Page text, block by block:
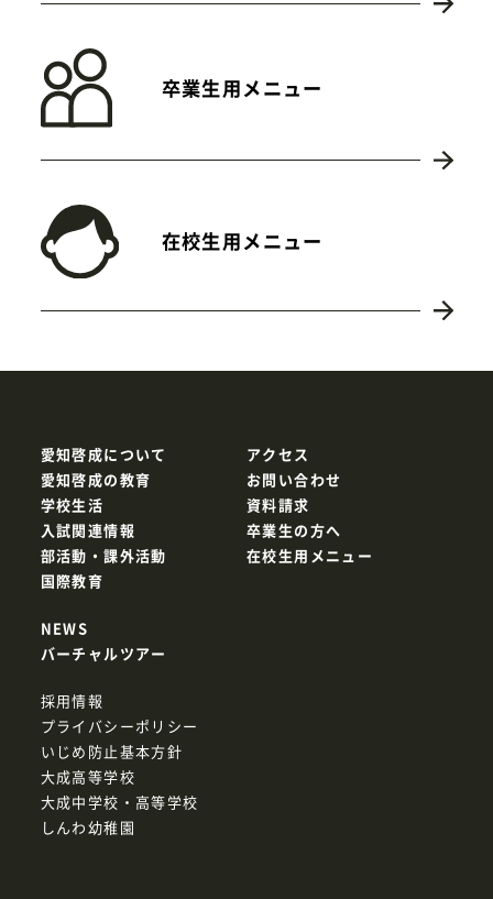
卒業生用メニュー
在校生用メニュー
愛知啓成について
愛知啓成の教育
学校生活
入試関連情報
部活動・課外活動
国際教育
アクセス
お問い合わせ
資料請求
卒業生の方へ
在校生用メニュー
採用情報
プライバシーポリシー
いじめ防止基本方針
大成高等学校
大成中学校・高等学校
しんわ幼稚園
NEWS
バーチャルツアー